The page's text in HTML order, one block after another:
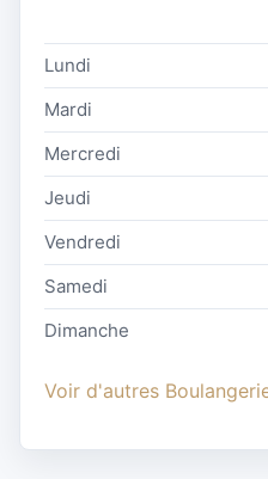
Lundi
Mardi
Mercredi
Jeudi
Vendredi
Samedi
Dimanche
Voir d'autres